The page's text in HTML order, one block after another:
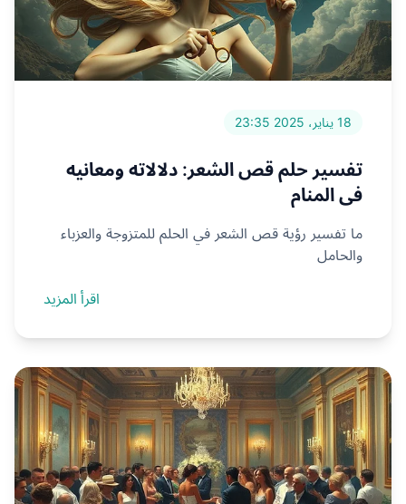
18 يناير، 2025 23:35
تفسير حلم قص الشعر: دلالاته ومعانيه
في المنام
ما تفسير رؤية قص الشعر في الحلم للمتزوجة والعزباء
والحامل
اقرأ المزيد